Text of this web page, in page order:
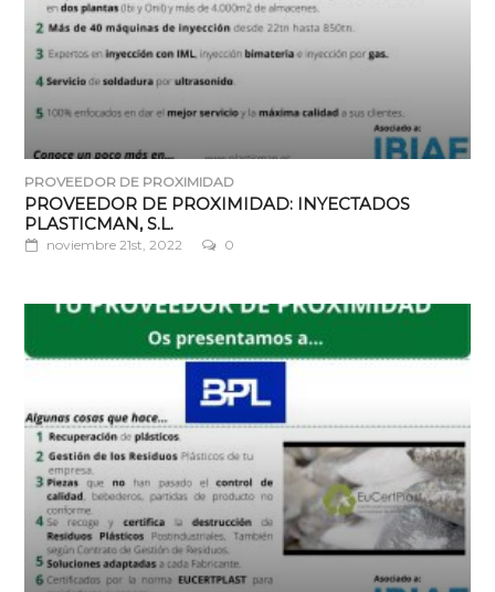
PROVEEDOR DE PROXIMIDAD
PROVEEDOR DE PROXIMIDAD: INYECTADOS
PLASTICMAN, S.L.
noviembre 21st, 2022 0